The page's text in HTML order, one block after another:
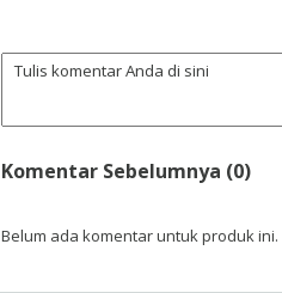
Komentar Sebelumnya (0)
Belum ada komentar untuk produk ini.